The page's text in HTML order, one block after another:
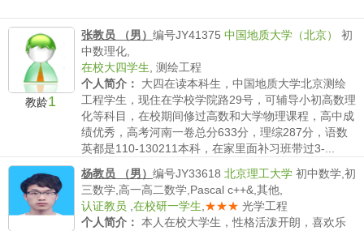
教龄1
张教员 （男） 编号JY41375 中国地质大学（北京） 初
中数理化,
在校大四学生 测绘工程
个人简介：
大四在读本科生，中国地质大学北京测绘
工程学生，现住在学校学院路29号，可辅导小初高数理
化等科目，在校期间修过高数和大学物理课程，高中成
绩优秀，高考河南一卷总分633分，理综287分，语数
英都是110-130211本科，在家里面补习班带过3-...
杨教员 （男） 编号JY33618 北京理工大学 初中数学,初
三数学,高一高二数学,Pascal c++&,其他,
认证教员 在校研一学生 ★★★ 光学工程
个人简介： 本人在校大学生，性格活泼开朗，喜欢乐